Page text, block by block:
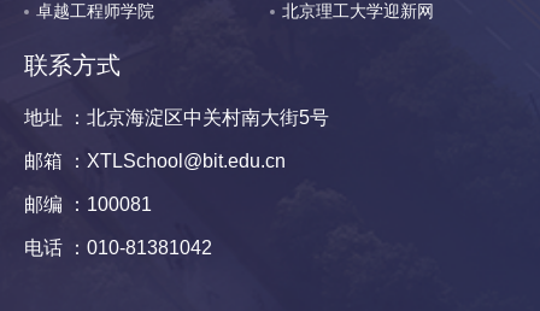
卓越工程师学院 北京理工大学迎新网
联系方式
地址 ：北京海淀区中关村南大街5号
邮箱 ：XTLSchool@bit.edu.cn
邮编 ：100081
电话 ：010-81381042